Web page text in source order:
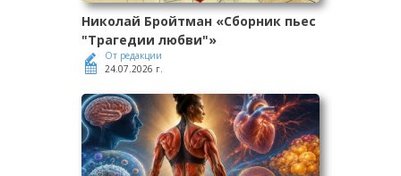
Николай Бройтман «Сборник пьес
"Трагедии любви"»
От редакции
24.07.2026 г.